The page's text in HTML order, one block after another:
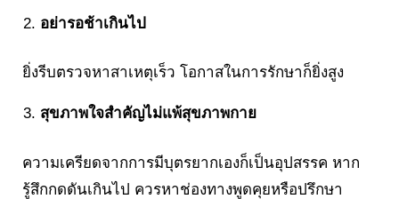
อย่ารอช้าเกินไป
ยิ่งรีบตรวจหาสาเหตุเร็ว โอกาสในการรักษาก็ยิ่งสูง
สุขภาพใจสำคัญไม่แพ้สุขภาพกาย
ความเครียดจากการมีบุตรยากเองก็เป็นอุปสรรค หาก
รู้สึกกดดันเกินไป ควรหาช่องทางพูดคุยหรือปรึกษา